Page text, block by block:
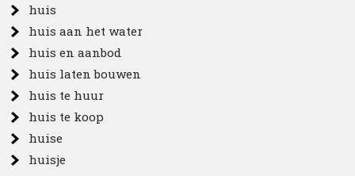
huis
huis aan het water
huis en aanbod
huis laten bouwen
huis te huur
huis te koop
huise
huisje